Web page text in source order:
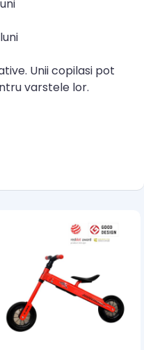
Unii copilasi pot
varstele lor.